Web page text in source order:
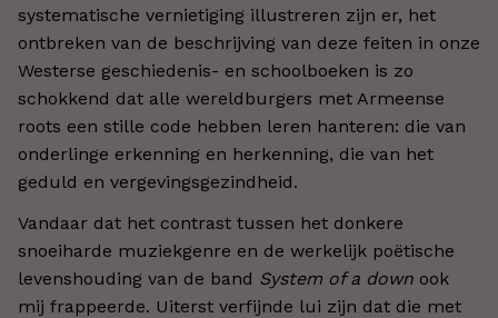
systematische vernietiging illustreren zijn er, het
ontbreken van de beschrijving van deze feiten in onze
Westerse geschiedenis- en schoolboeken is zo
schokkend dat alle wereldburgers met Armeense
roots een stille code hebben leren hanteren: die van
onderlinge erkenning en herkenning, die van het
geduld en vergevingsgezindheid.
Vandaar dat het contrast tussen het donkere
snoeiharde muziekgenre en de werkelijk poëtische
levenshouding van de band System of a down ook
mij frappeerde. Uiterst verfijnde lui zijn dat die met